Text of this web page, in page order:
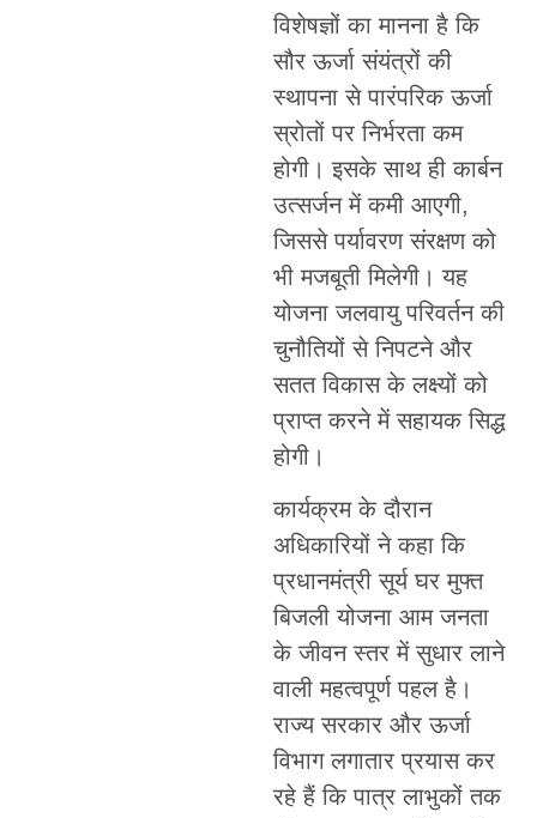
विशेषज्ञों का मानना है कि
सौर ऊर्जा संयंत्रों की
स्थापना से पारंपरिक ऊर्जा
स्रोतों पर निर्भरता कम
होगी। इसके साथ ही कार्बन
उत्सर्जन में कमी आएगी,
जिससे पर्यावरण संरक्षण को
भी मजबूती मिलेगी। यह
योजना जलवायु परिवर्तन की
चुनौतियों से निपटने और
सतत विकास के लक्ष्यों को
प्राप्त करने में सहायक सिद्ध
होगी।
कार्यक्रम के दौरान
अधिकारियों ने कहा कि
प्रधानमंत्री सूर्य घर मुफ्त
बिजली योजना आम जनता
के जीवन स्तर में सुधार लाने
वाली महत्वपूर्ण पहल है।
राज्य सरकार और ऊर्जा
विभाग लगातार प्रयास कर
रहे हैं कि पात्र लाभुकों तक